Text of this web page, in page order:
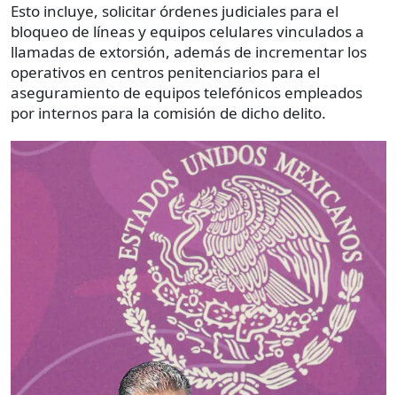
Esto incluye, solicitar órdenes judiciales para el
bloqueo de líneas y equipos celulares vinculados a
llamadas de extorsión, además de incrementar los
operativos en centros penitenciarios para el
aseguramiento de equipos telefónicos empleados
por internos para la comisión de dicho delito.